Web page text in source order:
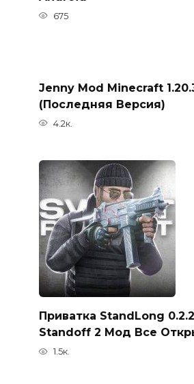
675
Jenny Mod Minecraft
(Последняя Версия)
4.2к.
Приватка StandLong
Standoff 2 Мод Все
1.5к.